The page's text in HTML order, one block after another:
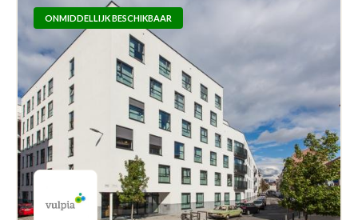
ONMIDDELLIJK BESCHIKBAAR